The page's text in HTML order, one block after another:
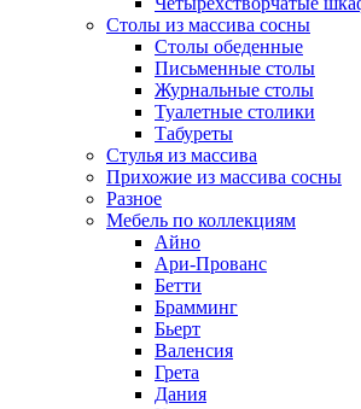
Столы из массива сосны
Столы обеденные
Письменные столы
Журнальные столы
Туалетные столики
Табуреты
Стулья из массива
Прихожие из массива сосны
Разное
Мебель по коллекциям
Айно
Ари-Прованс
Бетти
Брамминг
Бьерт
Валенсия
Грета
Дания